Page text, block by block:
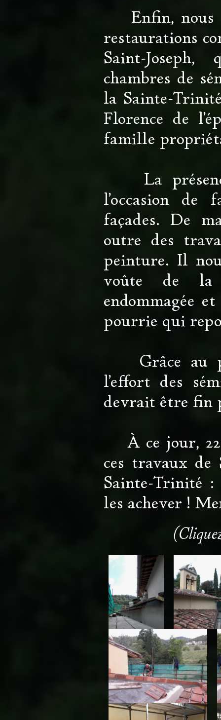
Enfin, nous
restaurations
Saint-
chambres de
la Sainte-
Florence de
famille
La présence
l’occasion de
façades. De
outre des
peinture. Il
voûte de la
endommagée
pourrie qui
Grâce au
l'effort des
devrait être fin
À ce jour,
ces travaux de
Sainte-Trinité
les achever !